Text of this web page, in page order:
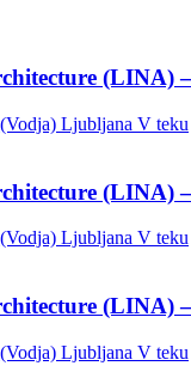
(LINA)
Ljubljana V teku
(LINA)
Ljubljana V teku
(LINA)
Ljubljana V teku